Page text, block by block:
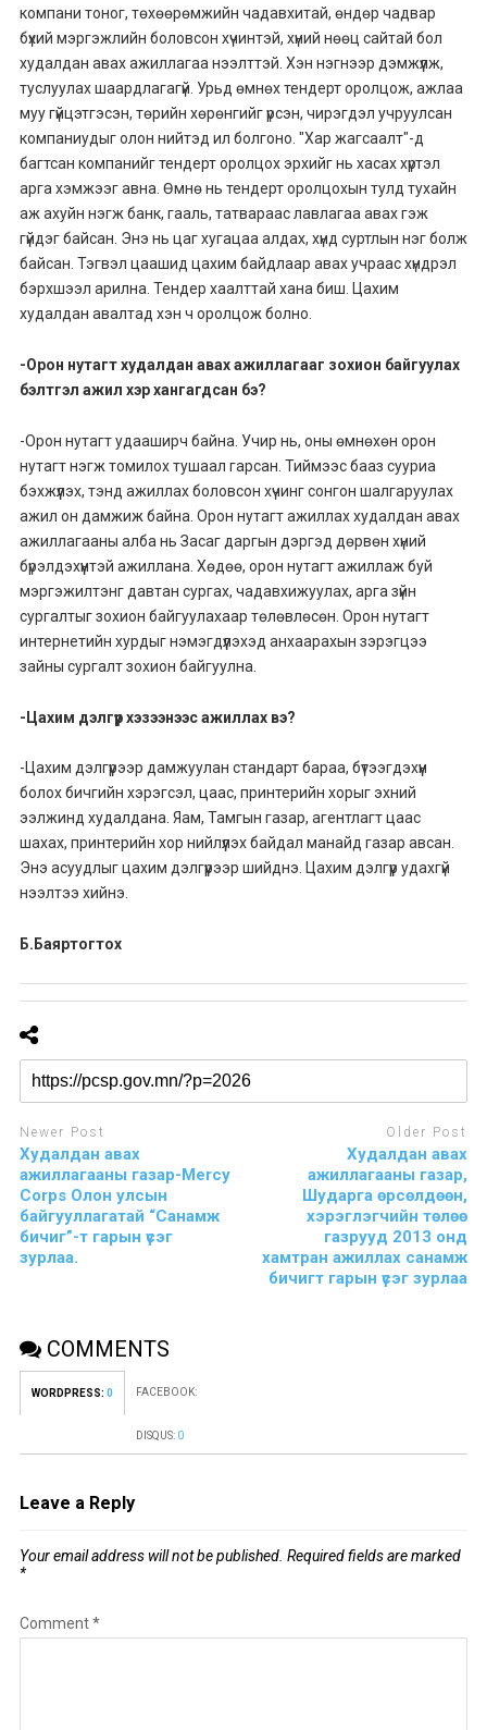
компани тоног, төхөөрөмжийн чадавхитай, өндөр чадвар
бүхий мэргэжлийн боловсон хүчинтэй, хүний нөөц сайтай бол
худалдан авах ажиллагаа нээлттэй. Хэн нэгнээр дэмжүүлж,
туслуулах шаардлагагүй. Урьд өмнөх тендерт оролцож, ажлаа
муу гүйцэтгэсэн, төрийн хөрөнгийг үрсэн, чирэгдэл учруулсан
компаниудыг олон нийтэд ил болгоно. "Хар жагсаалт"-д
багтсан компанийг тендерт оролцох эрхийг нь хасах хүртэл
арга хэмжээг авна. Өмнө нь тендерт оролцохын тулд тухайн
аж ахуйн нэгж банк, гааль, татвараас лавлагаа авах гэж
гүйдэг байсан. Энэ нь цаг хугацаа алдах, хүнд суртлын нэг болж
байсан. Тэгвэл цаашид цахим байдлаар авах учраас хүндрэл
бэрхшээл арилна. Тендер хаалттай хана биш. Цахим
худалдан авалтад хэн ч оролцож болно.
-Орон нутагт худалдан авах ажиллагааг зохион байгуулах
бэлтгэл ажил хэр хангагдсан бэ?
-Орон нутагт удааширч байна. Учир нь, оны өмнөхөн орон
нутагт нэгж томилох тушаал гарсан. Тиймээс бааз сууриа
бэхжүүлэх, тэнд ажиллах боловсон хүчинг сонгон шалгаруулах
ажил он дамжиж байна. Орон нутагт ажиллах худалдан авах
ажиллагааны алба нь Засаг даргын дэргэд дөрвөн хүний
бүрэлдэхүүнтэй ажиллана. Хөдөө, орон нутагт ажиллаж буй
мэргэжилтэнг давтан сургах, чадавхижуулах, арга зүйн
сургалтыг зохион байгуулахаар төлөвлөсөн. Орон нутагт
интернетийн хурдыг нэмэгдүүлэхэд анхаарахын зэрэгцээ
зайны сургалт зохион байгуулна.
-Цахим дэлгүүр хэзээнээс ажиллах вэ?
-Цахим дэлгүүрээр дамжуулан стандарт бараа, бүтээгдэхүүн
болох бичгийн хэрэгсэл, цаас, принтерийн хорыг эхний
ээлжинд худалдана. Яам, Тамгын газар, агентлагт цаас
шахах, принтерийн хор нийлүүлэх байдал манайд газар авсан.
Энэ асуудлыг цахим дэлгүүрээр шийднэ. Цахим дэлгүүр удахгүй
нээлтээ хийнэ.
Б.Баяртогтох
Newer Post
Худалдан авах
ажиллагааны газар-Mercy
Corps Олон улсын
байгууллагатай “Санамж
бичиг”-т гарын үсэг
зурлаа.
Older Post
Худалдан авах
ажиллагааны газар,
Шударга өрсөлдөөн,
хэрэглэгчийн төлөө
газрууд 2013 онд
хамтран ажиллах санамж
бичигт гарын үсэг зурлаа
COMMENTS
WORDPRESS: 0 FACEBOOK:
DISQUS: 0
Leave a Reply
Your email address will not be published. Required fields are marked
*
Comment*